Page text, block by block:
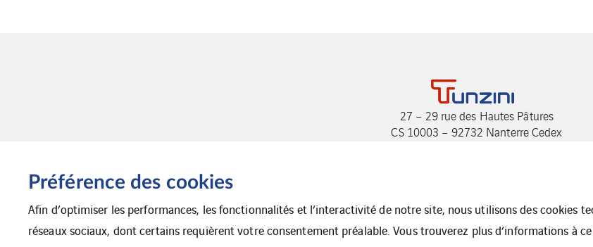
27 – 29 rue des Hautes Pâtures
CS 10003 – 92732 Nanterre Cedex
Préférence des cookies
Afin d’optimiser les performances, les fonctionnalités et l’interactivité de notre site, nous utilisons des cookies
réseaux sociaux, dont certains requièrent votre consentement préalable. Vous trouverez plus d’informations à